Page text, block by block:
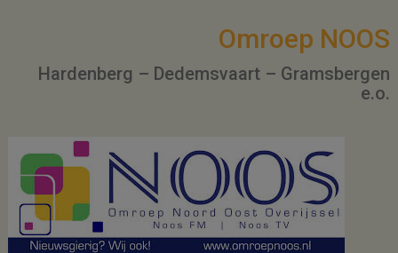
Omroep NOOS
Hardenberg – Dedemsvaart – Gramsbergen
e.o.